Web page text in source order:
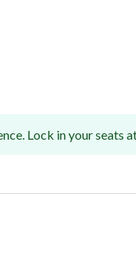
Lock in your seats